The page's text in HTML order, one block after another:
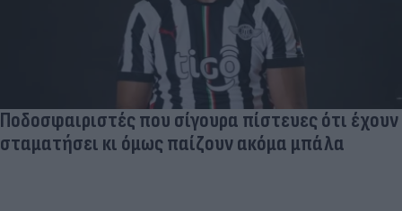
Ποδοσφαιριστές που σίγουρα πίστευες ότι έχουν
σταματήσει κι όμως παίζουν ακόμα μπάλα